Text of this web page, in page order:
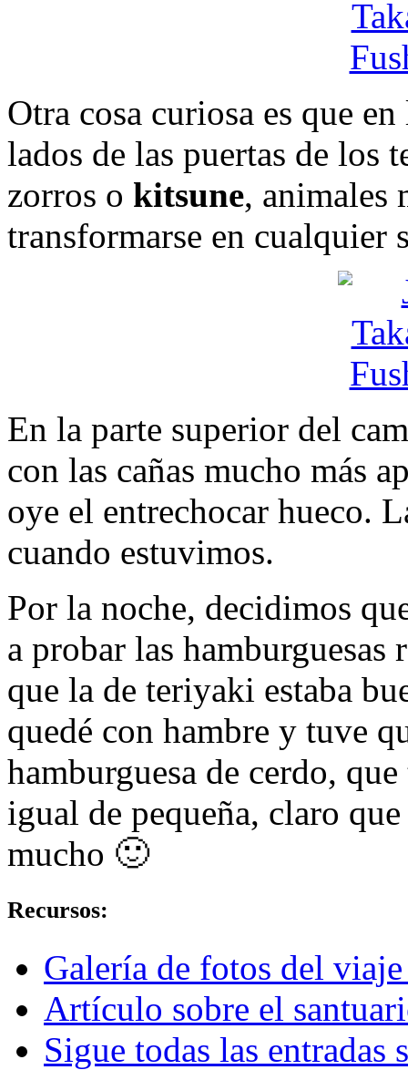
Otra cosa curiosa es que
lados de las puertas de los
zorros o kitsune, animales
transformarse en cualquier
En la parte superior del
con las cañas mucho más
oye el entrechocar hueco.
cuando estuvimos.
Por la noche, decidimos
a probar las hamburguesas
que la de teriyaki estaba
quedé con hambre y tuve
hamburguesa de cerdo,
igual de pequeña, claro
mucho 🙂
Recursos:
Galería de fotos del
Artículo sobre el
Sigue todas las entradas